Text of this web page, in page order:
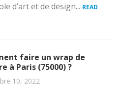
d’art et de design... READ
faire un wrap de
à Paris (75000) ?
10, 2022